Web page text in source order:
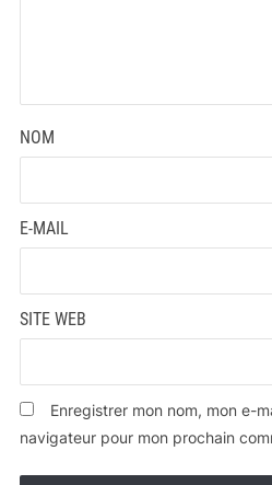
NOM
E-MAIL
SITE WEB
Enregistrer mon nom, mon e-
navigateur pour mon prochain